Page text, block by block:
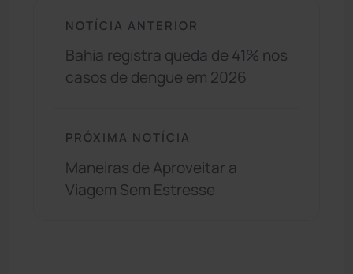
NOTÍCIA ANTERIOR
Bahia registra queda de 41% nos
casos de dengue em 2026
PRÓXIMA NOTÍCIA
Maneiras de Aproveitar a
Viagem Sem Estresse